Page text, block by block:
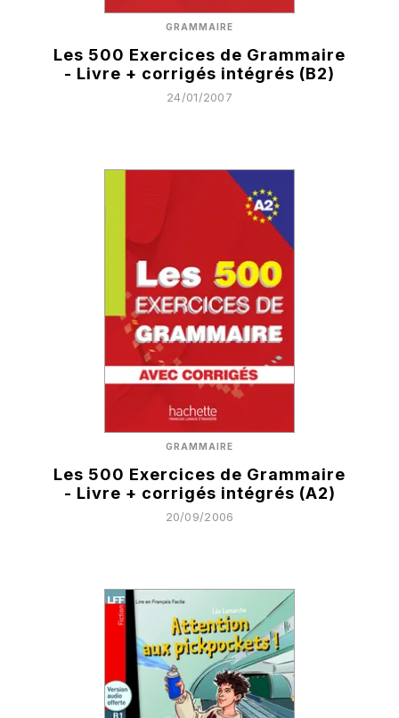
GRAMMAIRE
Les 500 Exercices de Grammaire
- Livre + corrigés intégrés (B2)
24/01/2007
GRAMMAIRE
Les 500 Exercices de Grammaire
- Livre + corrigés intégrés (A2)
20/09/2006